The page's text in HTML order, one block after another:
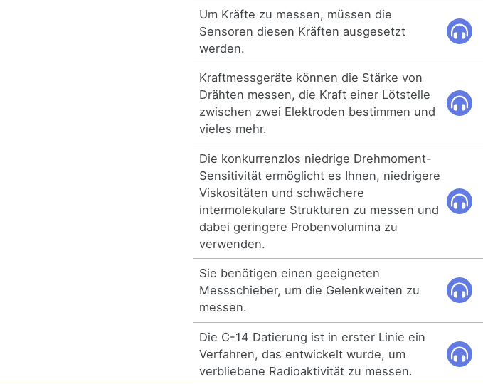
Um Kräfte zu messen, müssen die
Sensoren diesen Kräften ausgesetzt
werden.
Kraftmessgeräte können die Stärke von
Drähten messen, die Kraft einer Lötstelle
zwischen zwei Elektroden bestimmen und
vieles mehr.
Die konkurrenzlos niedrige Drehmoment-
Sensitivität ermöglicht es Ihnen, niedrigere
Viskositäten und schwächere
intermolekulare Strukturen zu messen und
dabei geringere Probenvolumina zu
verwenden.
Sie benötigen einen geeigneten
Messschieber, um die Gelenkweiten zu
messen.
Die C-14 Datierung ist in erster Linie ein
Verfahren, das entwickelt wurde, um
verbliebene Radioaktivität zu messen.